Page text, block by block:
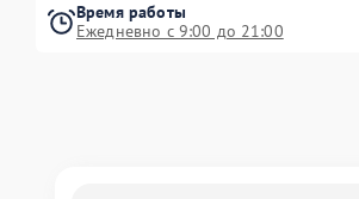
Время работы
Ежедневно с 9:00 до 21:00